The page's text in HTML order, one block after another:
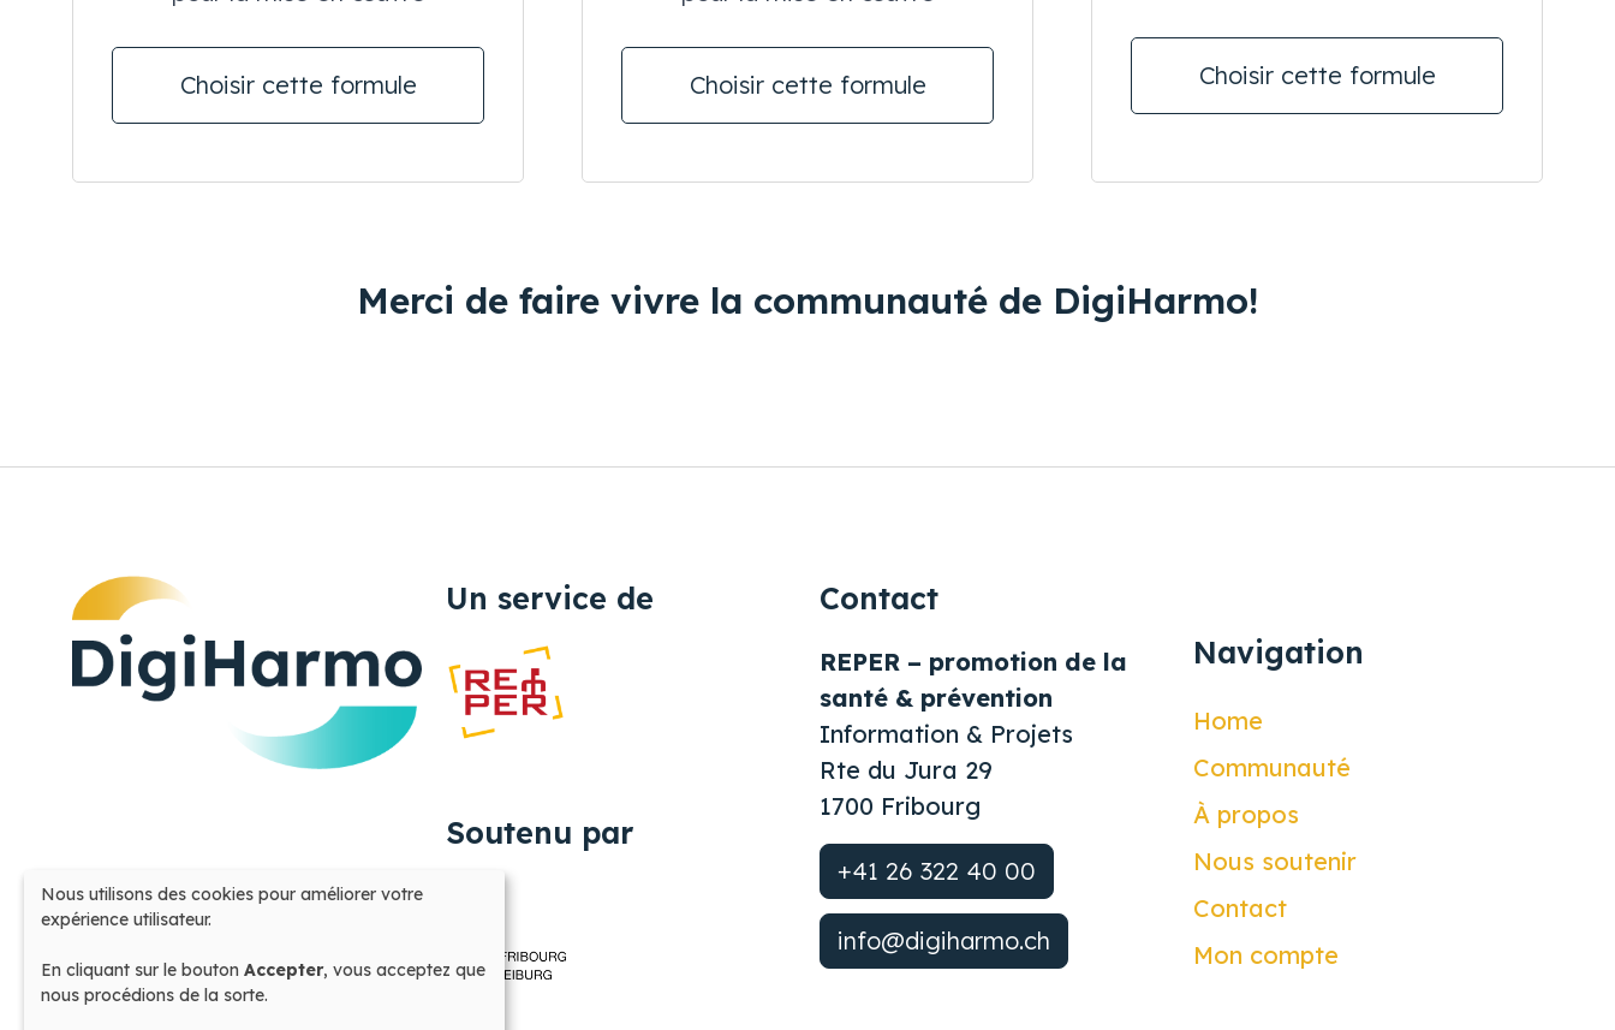
Choisir cette formule Choisir cette formule Choisir cette formule
Merci de faire vivre la communauté de DigiHarmo!
Un service de
Soutenu par
Contact
REPER – promotion de la
santé & prévention
Information & Projets
Rte du Jura 29
1700 Fribourg
+41 26 322 40 00
info@digiharmo.ch
Navigation
Home
Communauté
À propos
Nous soutenir
Contact
Mon compte
Utilisation
des
personnelles
et
Nous utilisons des cookies pour améliorer votre
expérience utilisateur.
En cliquant sur le bouton Accepter, vous acceptez que
nous procédions de la sorte.